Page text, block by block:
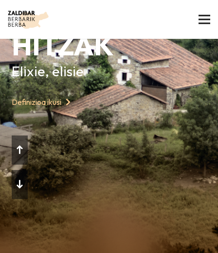
GAURKO
HITZAK
Elixie, elisie
Definizioa ikusi